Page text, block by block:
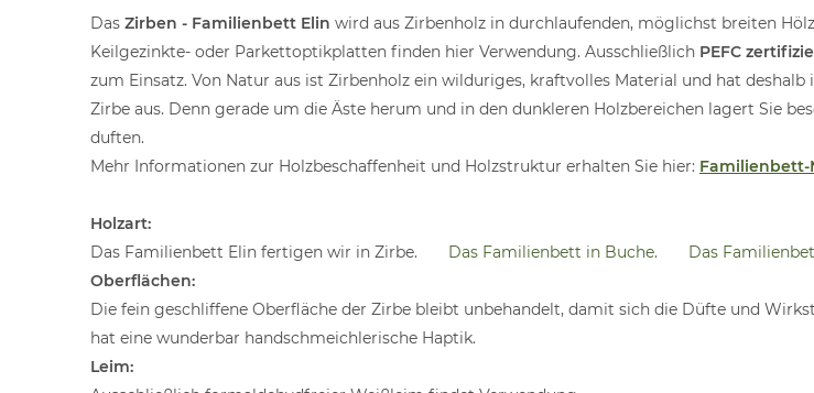
Das Zirben - Familienbett Elin wird aus Zirbenholz in durchlaufenden, möglichst breiten
Keilgezinkte- oder Parkettoptikplatten finden hier Verwendung. Ausschließlich PEFC
zum Einsatz. Von Natur aus ist Zirbenholz ein wilduriges, kraftvolles Material und hat
Zirbe aus. Denn gerade um die Äste herum und in den dunkleren Holzbereichen lagert Sie
duften.
Mehr Informationen zur Holzbeschaffenheit und Holzstruktur erhalten Sie hier: Familienbett-
Holzart:
Das Familienbett Elin fertigen wir in Zirbe. Das Familienbett in Buche.
Das
Oberflächen:
Die fein geschliffene Oberfläche der Zirbe bleibt unbehandelt, damit sich die Düfte und
hat eine wunderbar handschmeichlerische Haptik.
Leim: